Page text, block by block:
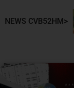
NEWS CVB52HM>